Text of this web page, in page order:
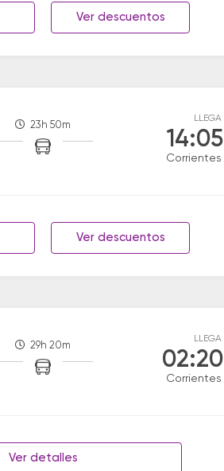
Ver descuentos
23h 50m
LLEGA
14:05
Corrientes
Ver descuentos
29h 20m
LLEGA
02:20
Corrientes
Ver detalles